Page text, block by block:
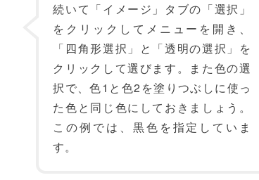
続いて「イメージ」タブの「選択」
をクリックしてメニューを開き、
「四角形選択」と「透明の選択」を
クリックして選びます。また色の選
択で、色1と色2を塗りつぶしに使っ
た色と同じ色にしておきましょう。
この例では、黒色を指定していま
す。